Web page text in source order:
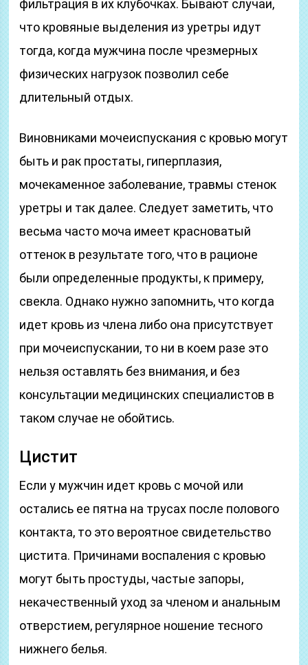
фильтрация в их клубочках. Бывают случаи,
что кровяные выделения из уретры идут
тогда, когда мужчина после чрезмерных
физических нагрузок позволил себе
длительный отдых.
Виновниками мочеиспускания с кровью могут
быть и рак простаты, гиперплазия,
мочекаменное заболевание, травмы стенок
уретры и так далее. Следует заметить, что
весьма часто моча имеет красноватый
оттенок в результате того, что в рационе
были определенные продукты, к примеру,
свекла. Однако нужно запомнить, что когда
идет кровь из члена либо она присутствует
при мочеиспускании, то ни в коем разе это
нельзя оставлять без внимания, и без
консультации медицинских специалистов в
таком случае не обойтись.
Цистит
Если у мужчин идет кровь с мочой или
остались ее пятна на трусах после полового
контакта, то это вероятное свидетельство
цистита. Причинами воспаления с кровью
могут быть простуды, частые запоры,
некачественный уход за членом и анальным
отверстием, регулярное ношение тесного
нижнего белья.